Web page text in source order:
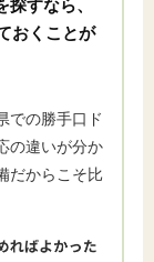
すなら、
おくことが
での勝手口ド
の違いが分か
だからこそ比